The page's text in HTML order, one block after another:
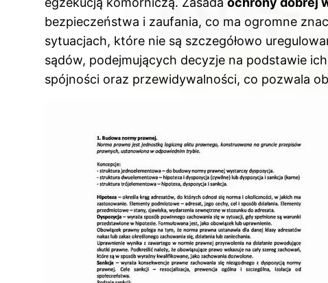
bezpieczeństwa i zaufania, co ma ogromne
sytuacjach, które nie są szczegółowo
sądów, podejmujących decyzje na podstawie
spójności oraz przewidywalności, co pozwala